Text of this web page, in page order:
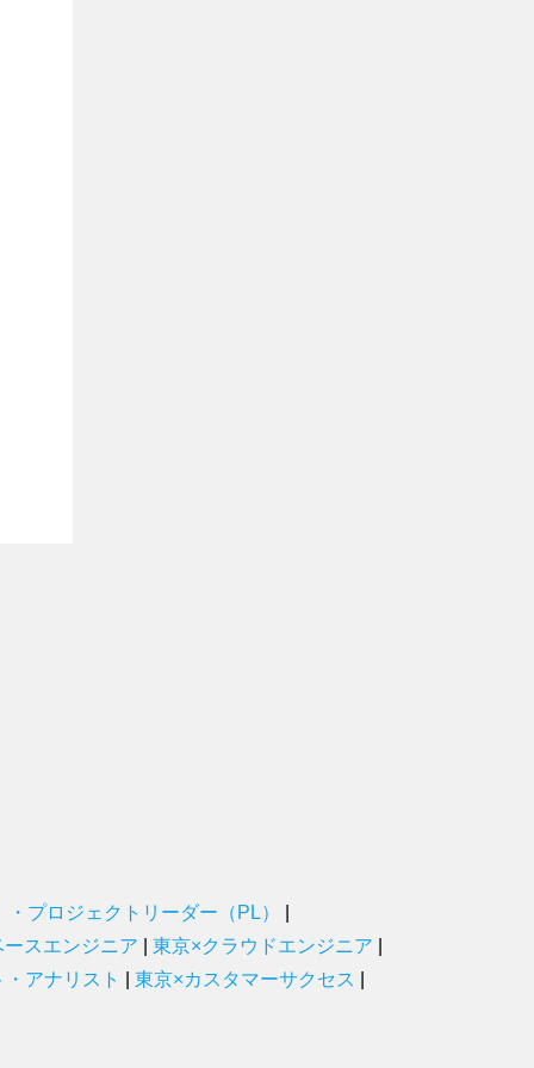
プロジェクトリーダー（PL）
スエンジニア 東京×クラウドエンジニア
アナリスト 東京×カスタマーサクセス